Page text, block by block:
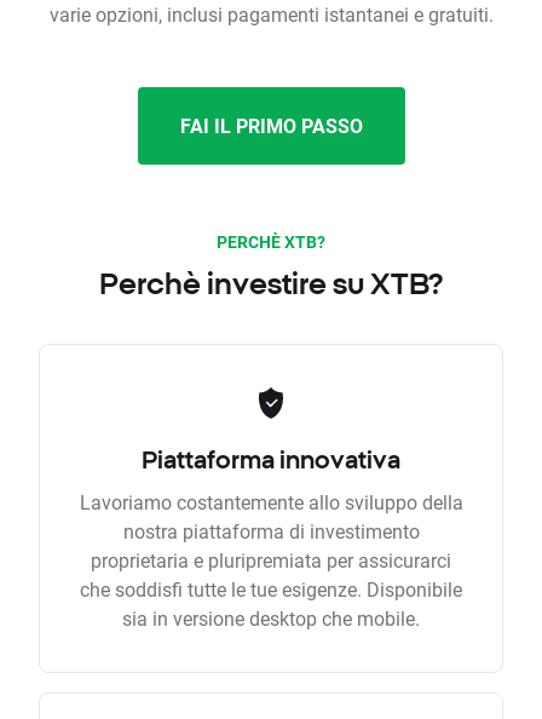
varie opzioni, inclusi pagamenti istantanei e gratuiti.
FAI IL PRIMO PASSO
PERCHÈ XTB?
Perchè investire su XTB?
Piattaforma innovativa
Lavoriamo costantemente allo sviluppo della
nostra piattaforma di investimento
proprietaria e pluripremiata per assicurarci
che soddisfi tutte le tue esigenze. Disponibile
sia in versione desktop che mobile.